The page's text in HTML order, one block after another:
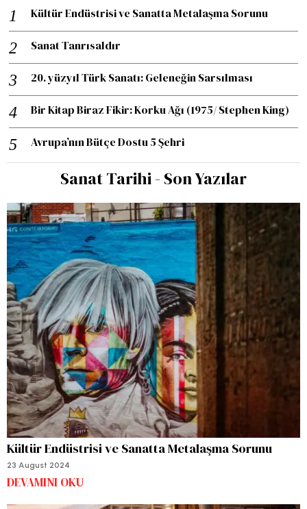
Kültür Endüstrisi ve Sanatta Metalaşma Sorunu
Sanat Tanrısaldır
20. yüzyıl Türk Sanatı: Geleneğin Sarsılması
Bir Kitap Biraz Fikir: Korku Ağı (1975/ Stephen King)
Avrupa’nın Bütçe Dostu 5 Şehri
Sanat Tarihi - Son Yazılar
Kültür Endüstrisi ve Sanatta Metalaşma Sorunu
23 August 2024
DEVAMINI OKU